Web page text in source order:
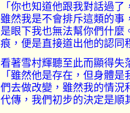
「你也知道他跟我對話過
雖然我是不會排斥這類的事
是眼下我也無法幫你們什麼
痕，便是直接道出他的認同
看著雪村輝聽至此而顯得失
「雖然他是存在，但身體
們去做改變，雖然我的情況
代傳，我們初步的決定是順